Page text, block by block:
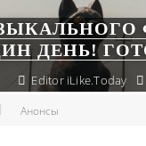
ДЕНЬ!
Editor iLike.Today
Анонсы